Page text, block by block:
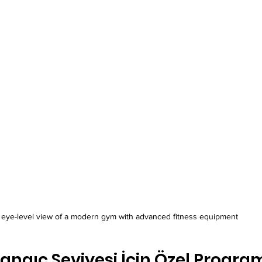
eye-level view of a modern gym with advanced fitness equipment